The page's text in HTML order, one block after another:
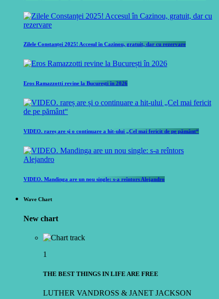
Zilele Constanței 2025! Accesul în Cazinou, gratuit, dar cu rezervare
Eros Ramazzotti revine la București în 2026
VIDEO. rareș are și o continuare a hit-ului „Cel mai fericit de pe pământ“
VIDEO. Mandinga are un nou single: s-a reîntors Alejandro
Wave Chart
New chart
1
THE BEST THINGS IN LIFE ARE FREE
LUTHER VANDROSS & JANET JACKSON